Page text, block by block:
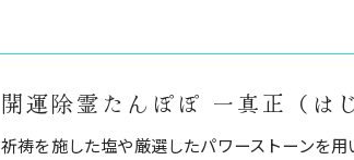
開運除霊たんぽぽ 一真正（は
祈祷を施した塩や厳選したパワーストーンを